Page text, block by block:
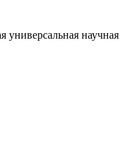
универсальная научная